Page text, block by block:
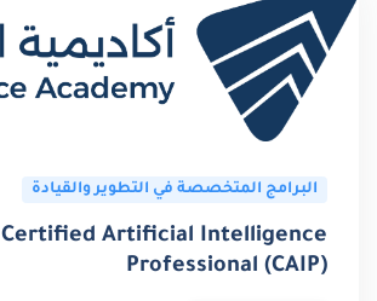
البرامج المتخصصة في التطوير والقيادة
Certified Artificial Intelligence
Professional (CAIP)